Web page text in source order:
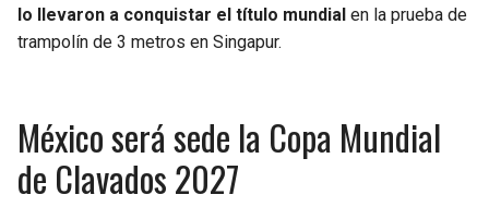
lo llevaron a conquistar el título mundial en la prueba de
trampolín de 3 metros en Singapur.
México será sede la Copa Mundial
de Clavados 2027